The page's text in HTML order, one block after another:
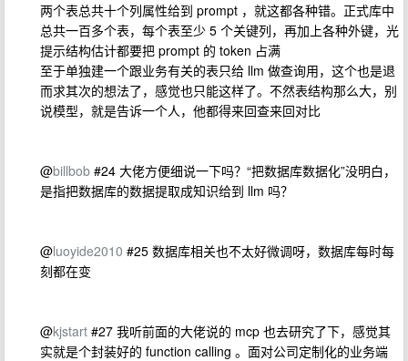
两个表总共十个列属性给到 prompt ，就这都各种错。正式库中
总共一百多个表，每个表至少 5 个关键列，再加上各种外键，光
提示结构估计都要把 prompt 的 token 占满
至于单独建一个跟业务有关的表只给 llm 做查询用，这个也是退
而求其次的想法了，感觉也只能这样了。不然表结构那么大，别
说模型，就是告诉一个人，他都得来回查来回对比
@billbob #24 大佬方便细说一下吗？“把数据库数据化”没明白，
是指把数据库的数据提取成知识给到 llm 吗？
@luoyide2010 #25 数据库相关也不太好微调呀，数据库每时每
刻都在变
@kjstart #27 我听前面的大佬说的 mcp 也去研究了下，感觉其
实就是个封装好的 function calling 。面对公司定制化的业务端